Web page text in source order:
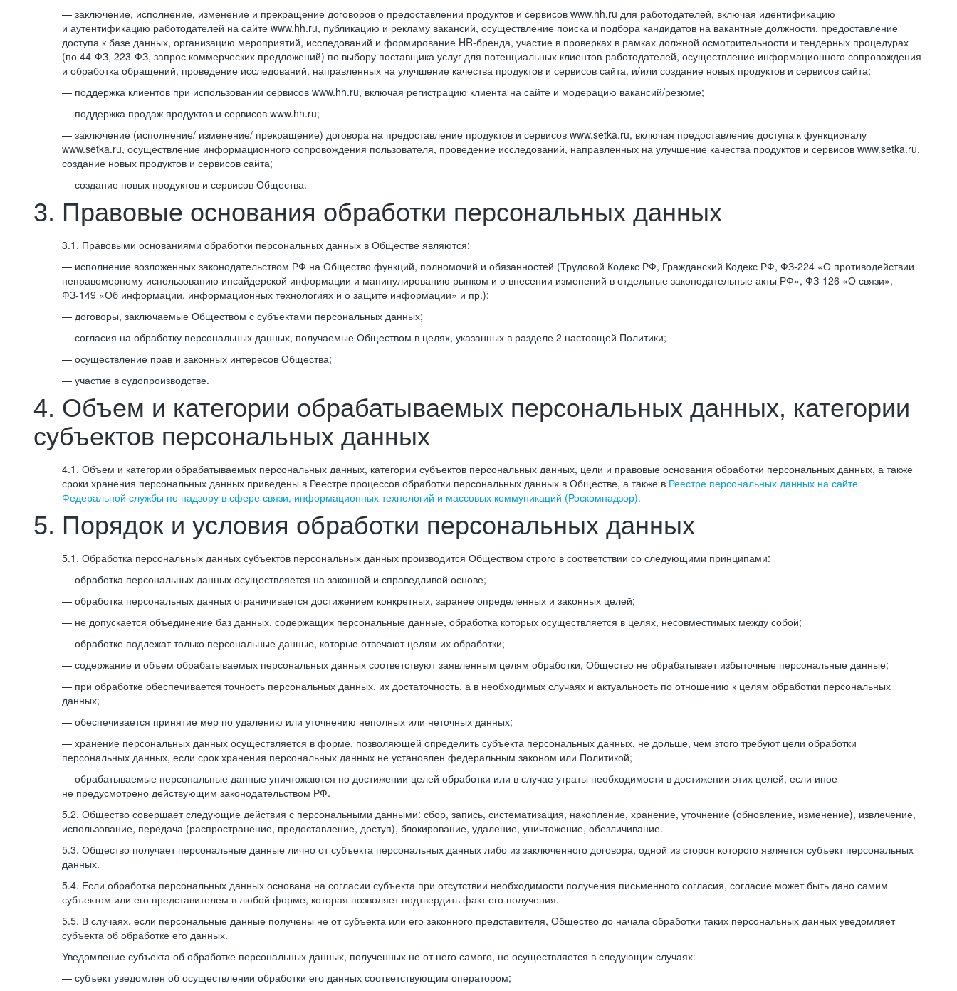
— заключение, исполнение, изменение и прекращение договоров о предоставлении продуктов и сервисов www.hh.ru для работодателей, включая идентификацию
и аутентификацию работодателей на сайте www.hh.ru, публикацию и рекламу вакансий, осуществление поиска и подбора кандидатов на вакантные должности, предоставление
доступа к базе данных, организацию мероприятий, исследований и формирование HR-бренда, участие в проверках в рамках должной осмотрительности и тендерных процедурах
(по 44-ФЗ, 223-ФЗ, запрос коммерческих предложений) по выбору поставщика услуг для потенциальных клиентов-работодателей, осуществление информационного сопровождения
и обработка обращений, проведение исследований, направленных на улучшение качества продуктов и сервисов сайта, и/или создание новых продуктов и сервисов сайта;
— поддержка клиентов при использовании сервисов www.hh.ru, включая регистрацию клиента на сайте и модерацию вакансий/резюме;
— поддержка продаж продуктов и сервисов www.hh.ru;
— заключение (исполнение/ изменение/ прекращение) договора на предоставление продуктов и сервисов www.setka.ru, включая предоставление доступа к функционалу
www.setka.ru, осуществление информационного сопровождения пользователя, проведение исследований, направленных на улучшение качества продуктов и сервисов www.setka.ru,
создание новых продуктов и сервисов сайта;
— создание новых продуктов и сервисов Общества.
3. Правовые основания обработки персональных данных
3.1. Правовыми основаниями обработки персональных данных в Обществе являются:
— исполнение возложенных законодательством РФ на Общество функций, полномочий и обязанностей (Трудовой Кодекс РФ, Гражданский Кодекс РФ, ФЗ-224 «О противодействии
неправомерному использованию инсайдерской информации и манипулированию рынком и о внесении изменений в отдельные законодательные акты РФ», ФЗ-126 «О связи»,
ФЗ-149 «Об информации, информационных технологиях и о защите информации» и пр.);
— договоры, заключаемые Обществом с субъектами персональных данных;
— согласия на обработку персональных данных, получаемые Обществом в целях, указанных в разделе 2 настоящей Политики;
— осуществление прав и законных интересов Общества;
— участие в судопроизводстве.
4. Объем и категории обрабатываемых персональных данных, категории
субъектов персональных данных
4.1. Объем и категории обрабатываемых персональных данных, категории субъектов персональных данных, цели и правовые основания обработки персональных данных, а также
сроки хранения персональных данных приведены в Реестре процессов обработки персональных данных в Обществе, а также в Реестре персональных данных на сайте
Федеральной службы по надзору в сфере связи, информационных технологий и массовых коммуникаций (Роскомнадзор).
5. Порядок и условия обработки персональных данных
5.1. Обработка персональных данных субъектов персональных данных производится Обществом строго в соответствии со следующими принципами:
— обработка персональных данных осуществляется на законной и справедливой основе;
— обработка персональных данных ограничивается достижением конкретных, заранее определенных и законных целей;
— не допускается объединение баз данных, содержащих персональные данные, обработка которых осуществляется в целях, несовместимых между собой;
— обработке подлежат только персональные данные, которые отвечают целям их обработки;
— содержание и объем обрабатываемых персональных данных соответствуют заявленным целям обработки, Общество не обрабатывает избыточные персональные данные;
— при обработке обеспечивается точность персональных данных, их достаточность, а в необходимых случаях и актуальность по отношению к целям обработки персональных
данных;
— обеспечивается принятие мер по удалению или уточнению неполных или неточных данных;
— хранение персональных данных осуществляется в форме, позволяющей определить субъекта персональных данных, не дольше, чем этого требуют цели обработки
персональных данных, если срок хранения персональных данных не установлен федеральным законом или Политикой;
— обрабатываемые персональные данные уничтожаются по достижении целей обработки или в случае утраты необходимости в достижении этих целей, если иное
не предусмотрено действующим законодательством РФ.
5.2. Общество совершает следующие действия с персональными данными: сбор, запись, систематизация, накопление, хранение, уточнение (обновление, изменение), извлечение,
использование, передача (распространение, предоставление, доступ), блокирование, удаление, уничтожение, обезличивание.
5.3. Общество получает персональные данные лично от субъекта персональных данных либо из заключенного договора, одной из сторон которого является субъект персональных
данных.
5.4. Если обработка персональных данных основана на согласии субъекта при отсутствии необходимости получения письменного согласия, согласие может быть дано самим
субъектом или его представителем в любой форме, которая позволяет подтвердить факт его получения.
5.5. В случаях, если персональные данные получены не от субъекта или его законного представителя, Общество до начала обработки таких персональных данных уведомляет
субъекта об обработке его данных.
Уведомление субъекта об обработке персональных данных, полученных не от него самого, не осуществляется в следующих случаях:
— субъект уведомлен об осуществлении обработки его данных соответствующим оператором;